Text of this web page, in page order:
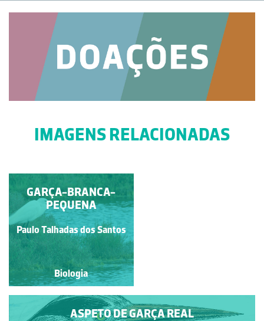
IMAGENS RELACIONADAS
GARÇA-BOIEIRA
Paulo Talhadas dos Santos
Biologia
GARÇA-BRANCA-
PEQUENA
Paulo Talhadas dos Santos
Biologia
ASPETO DE GARÇA REAL